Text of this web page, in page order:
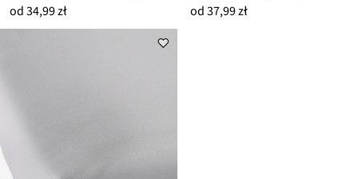
od34,99 zł od37,99 zł